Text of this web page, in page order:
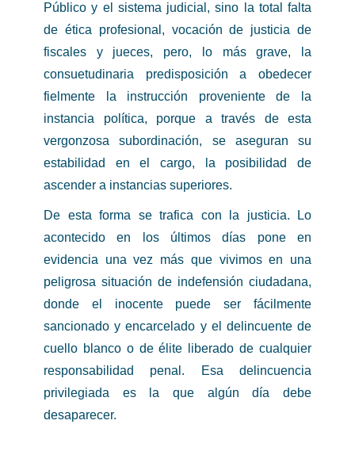
Público y el sistema judicial, sino la total falta
de ética profesional, vocación de justicia de
fiscales y jueces, pero, lo más grave, la
consuetudinaria predisposición a obedecer
fielmente la instrucción proveniente de la
instancia política, porque a través de esta
vergonzosa subordinación, se aseguran su
estabilidad en el cargo, la posibilidad de
ascender a instancias superiores.
De esta forma se trafica con la justicia. Lo
acontecido en los últimos días pone en
evidencia una vez más que vivimos en una
peligrosa situación de indefensión ciudadana,
donde el inocente puede ser fácilmente
sancionado y encarcelado y el delincuente de
cuello blanco o de élite liberado de cualquier
responsabilidad penal. Esa delincuencia
privilegiada es la que algún día debe
desaparecer.